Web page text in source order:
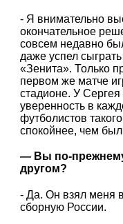
- Я внимательно
окончательное
совсем недавно
даже успел
«Зенита». Только
первом же матче
стадионе. У
уверенность в
футболистов
спокойнее, чем был
— Вы по-
другом?
- Да. Он взял меня
сборную России.